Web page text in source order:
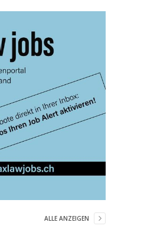
ALLE ANZEIGEN